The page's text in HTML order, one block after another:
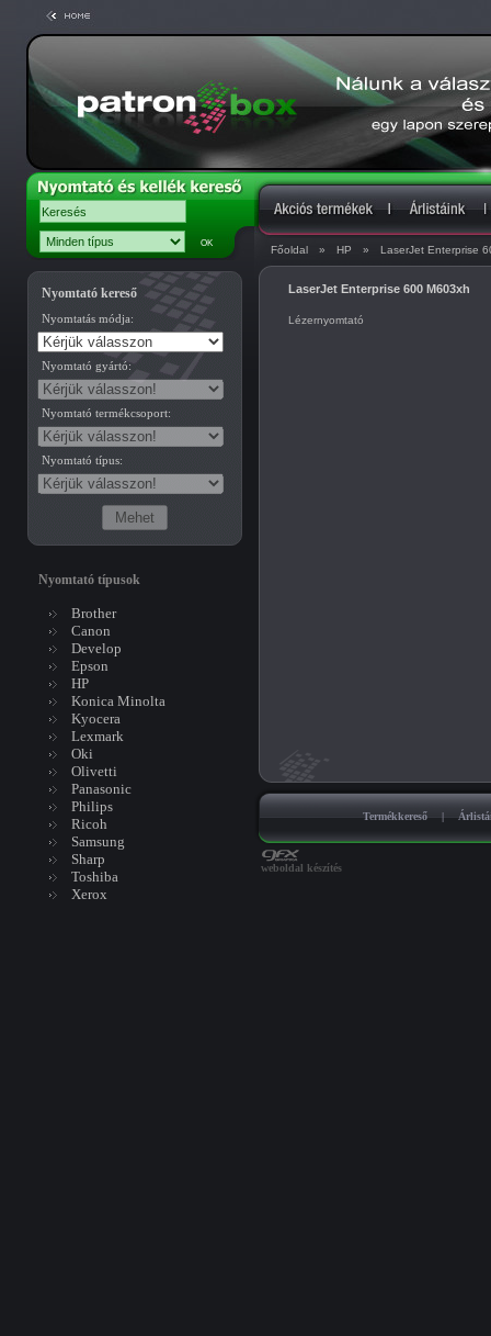
Főoldal » HP » LaserJet Enterprise
Nyomtató kereső
Nyomtatás módja:
Nyomtató gyártó:
Nyomtató termékcsoport:
Nyomtató típus:
Nyomtató típusok
Brother
Canon
Develop
Epson
HP
Konica Minolta
Kyocera
Lexmark
Oki
Olivetti
Panasonic
Philips
Ricoh
Samsung
Sharp
Toshiba
Xerox
LaserJet Enterprise 600 M603xh
Lézernyomtató
Termékkereső |
weboldal készítés